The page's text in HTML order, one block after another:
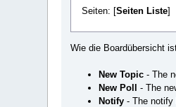
Seiten: [Seiten Liste]
Wie die Boardübersicht
New Topic - The
New Poll
- The
Notify - The notify